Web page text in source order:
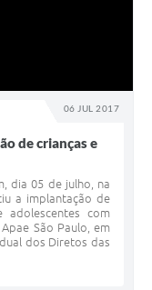
06 JUL 2017
de crianças e
dia 05 de julho, na
a implantação de
com
São Paulo, em
dos Diretos das